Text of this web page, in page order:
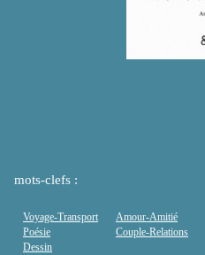
mots-clefs :
Voyage-Transport
Poésie
Dessin
Amour-Amitié
Couple-Relations